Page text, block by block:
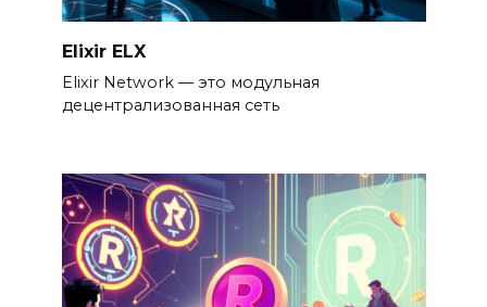
Elixir ELX
Elixir Network — это модульная
децентрализованная сеть